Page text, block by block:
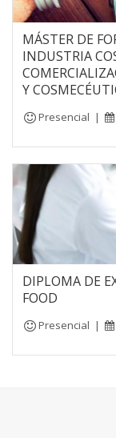
MÁSTER DE
INDUSTRIA
Y
Presencial |
DIPLOMA DE
FOOD
Presencial |